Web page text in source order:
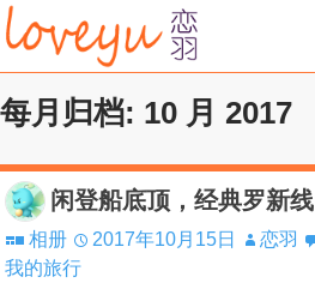
跳
过
内
容
每月归档: 10 月 2017
闲登船底顶，经典罗新线
相册 2017年10月15日 恋羽
我的旅行